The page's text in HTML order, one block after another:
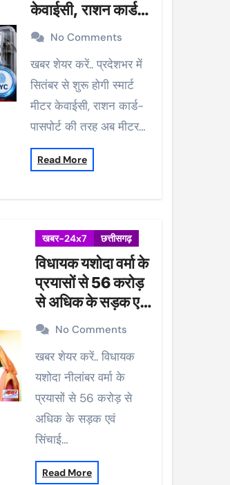
केवाईसी, राशन कार्ड-
पासपोर्ट की तरह अब
मीटर की भी होंगी
पहचान
No Comments
खबर शेयर करें.. प्रदेशभर में
सितंबर से शुरू होगी स्मार्ट
मीटर केवाईसी, राशन कार्ड-
पासपोर्ट की तरह अब मीटर…
Read More
खबर-24x7 छत्तीसगढ़
विधायक यशोदा वर्मा के
प्रयासों से 56 करोड़
से अधिक के सड़क एवं
सिंचाई कार्यों को मिली
प्रशासकीय स्वीकृति
No Comments
खबर शेयर करें.. विधायक
यशोदा नीलांबर वर्मा के
प्रयासों से 56 करोड़ से
अधिक के सड़क एवं
सिंचाई…
Read More